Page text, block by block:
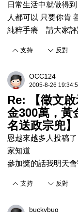
日常生活中就做得
人都可以 只要你
純粹手癢
請大家
支持 反對
OCC124
2005-8-26
Re: 【徵文
金300萬，黃
名送政宗兜】
恩越來越多人投稿
家知道
參加獎的話我明天
支持 反對
buckybug